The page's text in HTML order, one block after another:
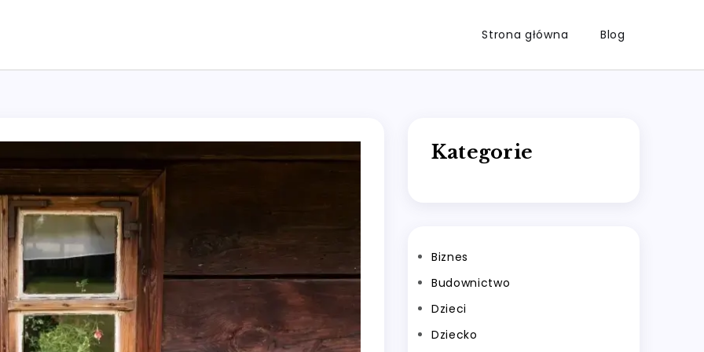
Strona główna Blog
Kategorie
Biznes
Budownictwo
Dzieci
Dziecko